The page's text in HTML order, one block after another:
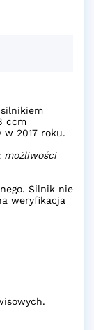
ccm
w 2017 roku.
możliwości
Silnik nie
weryfikacja